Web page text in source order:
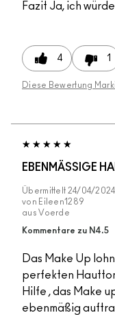
Fazit Ja, ich
4 1
Diese Bewertung
EBENMÄSSIGE
Übermittelt 24/04/2024
von Eileen1289
aus Voerde
Kommentare zu N4.5
Das Make Up
perfekten
Hilfe , das Make
ebenmäßig